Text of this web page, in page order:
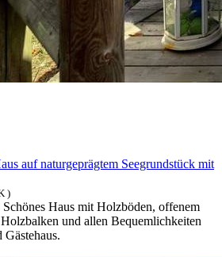
auf naturgeprägtem Seegrundstück mit
)
Haus mit Holzböden, offenem
und allen Bequemlichkeiten